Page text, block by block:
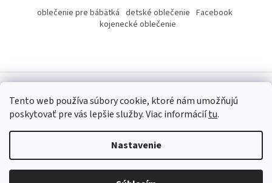
Tento web používa súbory cookie, ktoré nám umožňujú
poskytovať pre vás lepšie služby.Viac informáciítu.
Nastavenie
oblečenie pre bábätká detské oblečenie Facebook
kojenecké oblečenie